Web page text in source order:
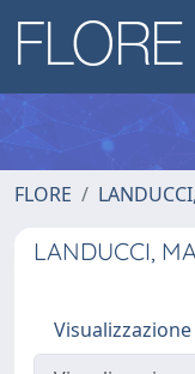
FLORE
LANDUCCI,